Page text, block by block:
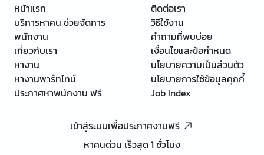
หน้าแรก
บริการหาคน ช่วยจัดการ
พนักงาน
เกี่ยวกับเรา
หางาน
หางานพาร์ทไทม์
ประกาศหาพนักงาน ฟรี
ติดต่อเรา
วิธีใช้งาน
คำถามที่พบบ่อย
เงื่อนไขและข้อกำหนด
นโยบายความเป็นส่วนตัว
นโยบายการใช้ข้อมูลคุกกี้
Job Index
เข้าสู่ระบบเพื่อประกาศงานฟรี
หาคนด่วน เร็วสุด 1 ชั่วโมง